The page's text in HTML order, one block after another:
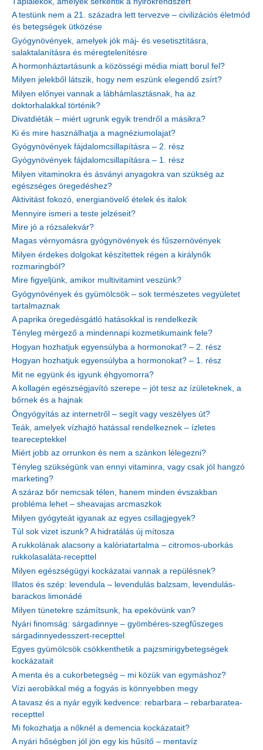
A testünk nem a 21. századra lett tervezve – civilizációs életmód
és betegségek ütközése
Gyógynövények, amelyek jók máj- és vesetisztításra,
salaktalanításra és méregtelenítésre
A hormonháztartásunk a közösségi média miatt borul fel?
Milyen jelekből látszik, hogy nem eszünk elegendő zsírt?
Milyen előnyei vannak a lábhámlasztásnak, ha az
doktorhalakkal történik?
Divatdiéták – miért ugrunk egyik trendről a másikra?
Ki és mire használhatja a magnéziumolajat?
Gyógynövények fájdalomcsillapításra – 2. rész
Gyógynövények fájdalomcsillapításra – 1. rész
Milyen vitaminokra és ásványi anyagokra van szükség az
egészséges öregedéshez?
Aktivitást fokozó, energianövelő ételek és italok
Mennyire ismeri a teste jelzéseit?
Mire jó a rózsalekvár?
Magas vérnyomásra gyógynövények és fűszernövények
Milyen érdekes dolgokat készítettek régen a királynők
rozmaringból?
Mire figyeljünk, amikor multivitamint veszünk?
Gyógynövények és gyümölcsök – sok természetes vegyületet
tartalmaznak
A paprika öregedésgátló hatásokkal is rendelkezik
Tényleg mérgező a mindennapi kozmetikumaink fele?
Hogyan hozhatjuk egyensúlyba a hormonokat? – 2. rész
Hogyan hozhatjuk egyensúlyba a hormonokat? – 1. rész
Mit ne együnk és igyunk éhgyomorra?
A kollagén egészségjavító szerepe – jót tesz az ízületeknek, a
bőrnek és a hajnak
Öngyógyítás az internetről – segít vagy veszélyes út?
Teák, amelyek vízhajtó hatással rendelkeznek – ízletes
teareceptekkel
Miért jobb az orrunkon és nem a szánkon lélegezni?
Tényleg szükségünk van ennyi vitaminra, vagy csak jól hangzó
marketing?
A száraz bőr nemcsak télen, hanem minden évszakban
probléma lehet – sheavajas arcmaszkok
Milyen gyógyteát igyanak az egyes csillagjegyek?
Túl sok vizet iszunk? A hidratálás új mítosza
A rukkolának alacsony a kalóriatartalma – citromos-uborkás
rukkolasaláta-recepttel
Milyen egészségügyi kockázatai vannak a repülésnek?
Illatos és szép: levendula – levendulás balzsam, levendulás-
barackos limonádé
Milyen tünetekre számítsunk, ha epekövünk van?
Nyári finomság: sárgadinnye – gyömbéres-szegfűszeges
sárgadinnyedesszert-recepttel
Egyes gyümölcsök csökkenthetik a pajzsmirigybetegségek
kockázatait
A menta és a cukorbetegség – mi közük van egymáshoz?
Vízi aerobikkal még a fogyás is könnyebben megy
A tavasz és a nyár egyik kedvence: rebarbara – rebarbaratea-
recepttel
Mi fokozhatja a nőknél a demencia kockázatait?
A nyári hőségben jól jön egy kis hűsítő – mentavíz